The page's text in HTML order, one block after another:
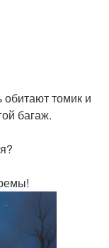
обитают томик и
багаж.